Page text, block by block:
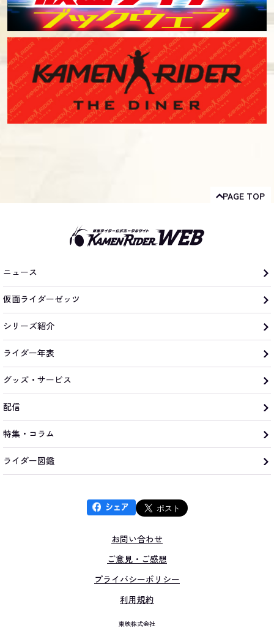
PAGE TOP
ニュース
仮面ライダーゼッツ
シリーズ紹介
ライダー年表
グッズ・サービス
配信
特集・コラム
ライダー図鑑
お問い合わせ
ご意見・ご感想
プライバシーポリシー
利用規約
東映株式会社